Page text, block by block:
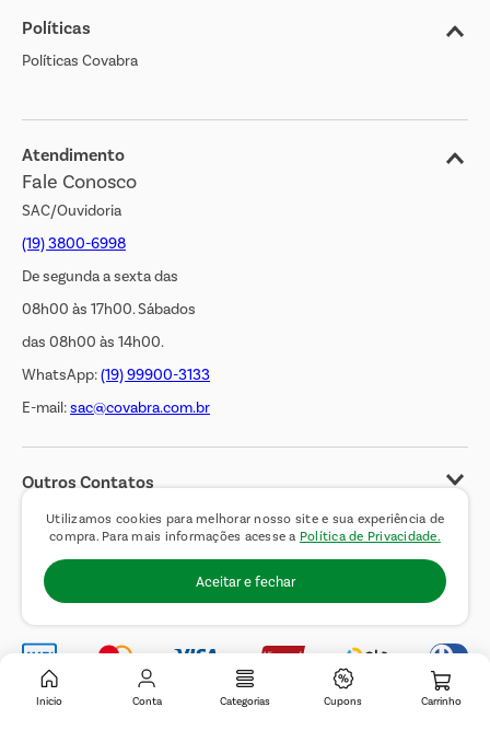
Utilizamos cookies para melhorar nosso site e sua experiência de
compra. Para mais informações acesse a Política de Privacidade.
Aceitar e fechar
Inicio Conta Categorias Cupons
Nossas Lojas
Cliente Bem Estar
Jornal de Ofertas
Transparência Salarial
Políticas
Políticas Covabra
Atendimento
Fale Conosco
SAC/Ouvidoria
(19) 3800-6998
De segunda a sexta das
08h00 às 17h00. Sábados
das 08h00 às 14h00.
WhatsApp:(19) 99900-3133
E-mail:sac@covabra.com.br
Outros Contatos
Negócios Imobiliários
Trabalhe Conosco